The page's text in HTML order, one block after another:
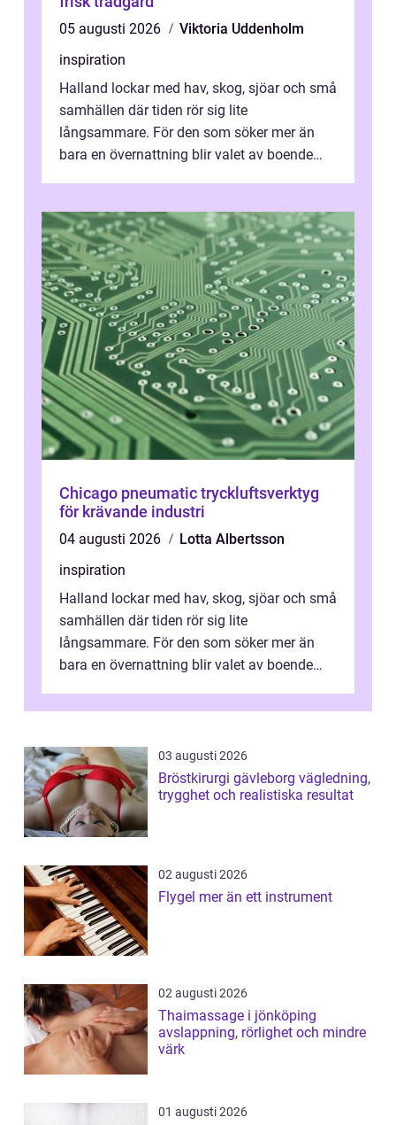
05 augusti 2026
Viktoria Uddenholm
inspiration
Halland lockar med hav, skog, sjöar och små
samhällen där tiden rör sig lite
långsammare. För den som söker mer än
bara en övernattning blir valet av boende
Chicago pneumatic tryckluftsverktyg
för krävande industri
04 augusti 2026
Lotta Albertsson
inspiration
Halland lockar med hav, skog, sjöar och små
samhällen där tiden rör sig lite
långsammare. För den som söker mer än
bara en övernattning blir valet av boende
utgå...
03 augusti 2026
Bröstkirurgi gävleborg vägledning,
trygghet och realistiska resultat
02 augusti 2026
Flygel mer än ett instrument
02 augusti 2026
Thaimassage i jönköping
avslappning, rörlighet och mindre
värk
01 augusti 2026